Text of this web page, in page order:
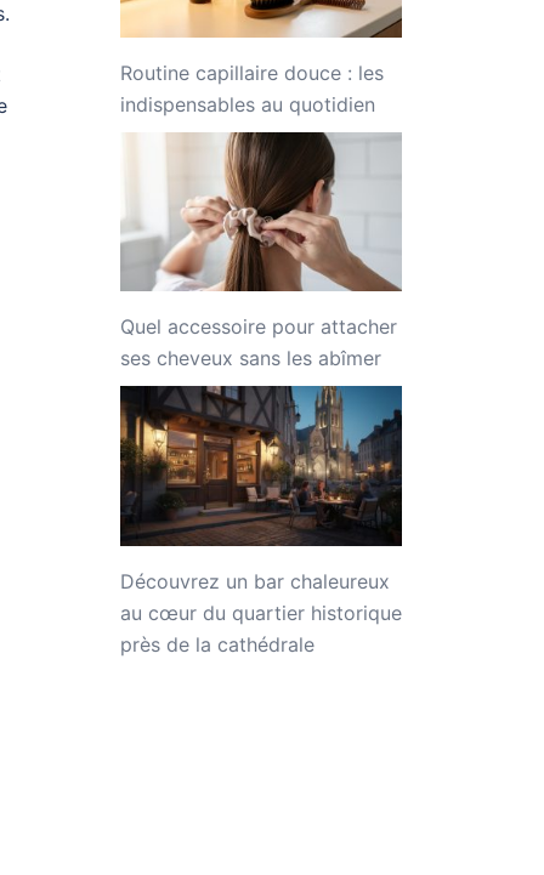
Routine capillaire douce : les
indispensables au quotidien
Quel accessoire pour attacher
ses cheveux sans les abîmer
Découvrez un bar chaleureux
au cœur du quartier historique
près de la cathédrale